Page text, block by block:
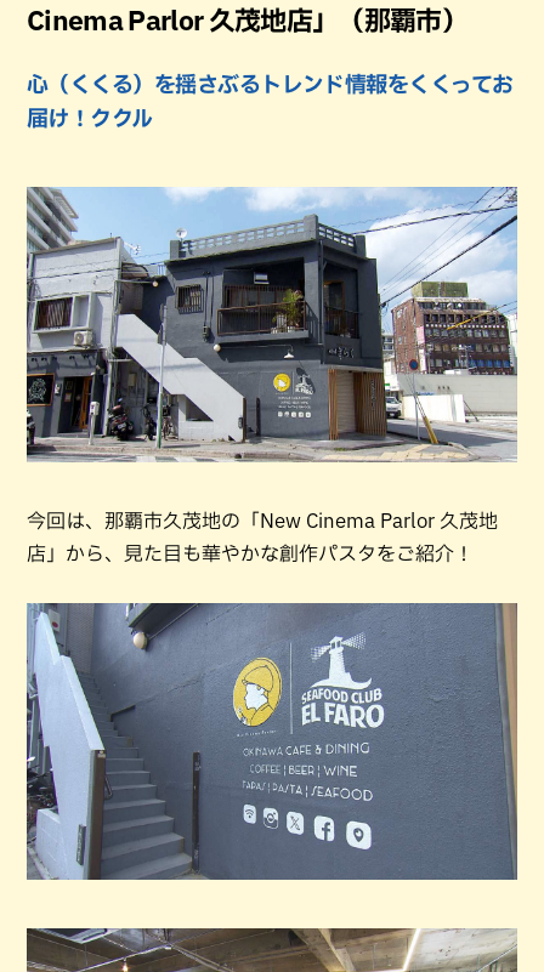
Cinema Parlor 久茂地店」（那覇市）
心（くくる）を揺さぶるトレンド情報をくくってお
届け！ククル
今回は、那覇市久茂地の「New Cinema Parlor 久茂地
店」から、見た目も華やかな創作パスタをご紹介！